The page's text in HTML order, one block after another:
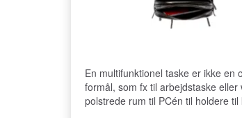
En multifunktionel taske er ikke en
formål, som fx til arbejdstaske
polstrede rum til PCén til holdere